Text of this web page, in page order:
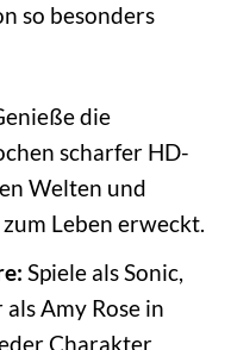
so besonders
die
scharfer HD-
Welten und
Leben erweckt.
Spiele als Sonic,
Amy Rose in
Charakter